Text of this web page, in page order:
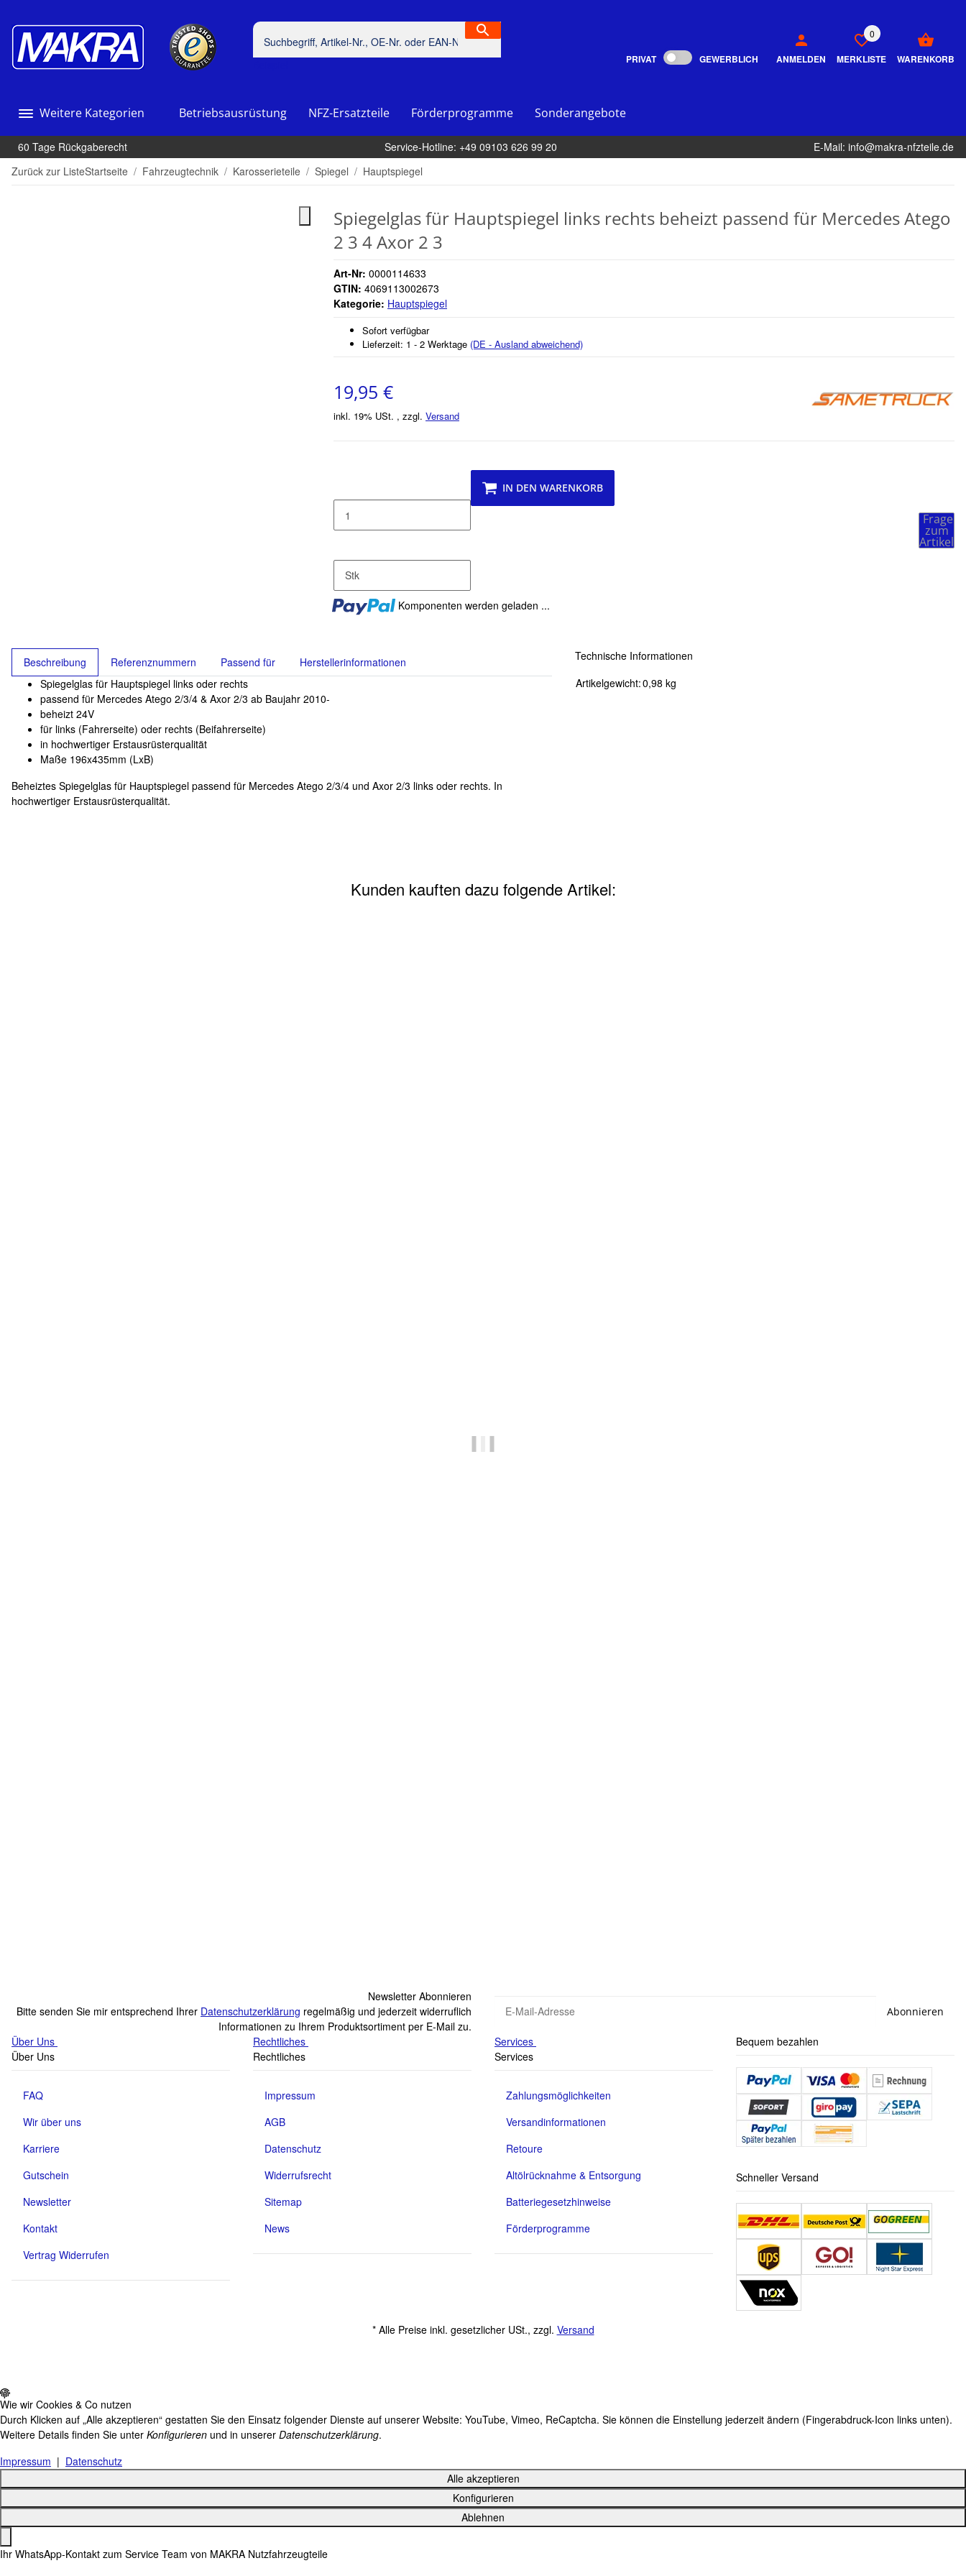
PRIVAT GEWERBLICH ANMELDEN
0
MERKLISTE WARENKORB
Weitere Kategorien Betriebsausrüstung NFZ-Ersatzteile Förderprogramme Sonderangebote
60 Tage Rückgaberecht Service-Hotline: +49 09103 626 99 20
E-Mail: info@makra-nfzteile.de
Zurück zur ListeStartseite Fahrzeugtechnik Karosserieteile Spiegel Hauptspiegel
Spiegelglas für Hauptspiegel links rechts beheizt passend für Mercedes Atego
2 3 4 Axor 2 3
Art-Nr: 0000114633
GTIN: 4069113002673
Kategorie: Hauptspiegel
Sofort verfügbar
Lieferzeit: 1 - 2 Werktage (DE - Ausland abweichend)
19,95 €
inkl. 19% USt. , zzgl. Versand
Stk
IN DEN WARENKORB
Frage
zum
Artikel
Loading... Komponenten werden geladen ...
Beschreibung Referenznummern Passend für
Herstellerinformationen
Spiegelglas für Hauptspiegel links oder rechts
passend für Mercedes Atego 2/3/4 & Axor 2/3 ab Baujahr 2010-
beheizt 24V
für links (Fahrerseite) oder rechts (Beifahrerseite)
in hochwertiger Erstausrüsterqualität
Maße 196x435mm (LxB)
Beheiztes Spiegelglas für Hauptspiegel passend für Mercedes Atego 2/3/4 und Axor 2/3 links oder rechts. In
hochwertiger Erstausrüsterqualität.
Technische Informationen
Artikelgewicht:0,98 kg
Kunden kauften dazu folgende Artikel:
Newsletter Abonnieren
Bitte senden Sie mir entsprechend Ihrer Datenschutzerklärung regelmäßig und jederzeit widerruflich
Informationen zu Ihrem Produktsortiment per E-Mail zu.
Abonnieren
Über Uns
Über Uns
FAQ
Wir über uns
Karriere
Gutschein
Newsletter
Kontakt
Vertrag Widerrufen
Rechtliches
Rechtliches
Impressum
AGB
Datenschutz
Widerrufsrecht
Sitemap
News
Services
Services
Zahlungsmöglichkeiten
Versandinformationen
Retoure
Altölrücknahme & Entsorgung
Batteriegesetzhinweise
Förderprogramme
Bequem bezahlen
Schneller Versand
* Alle Preise inkl. gesetzlicher USt., zzgl. Versand
Wie wir Cookies & Co nutzen
Durch Klicken auf „Alle akzeptieren“ gestatten Sie den Einsatz folgender Dienste auf unserer Website: YouTube, Vimeo, ReCaptcha. Sie können die Einstellung jederzeit ändern (Fingerabdruck-Icon links unten).
Weitere Details finden Sie unter Konfigurieren und in unserer Datenschutzerklärung.
Impressum | Datenschutz
Alle akzeptieren
Konfigurieren
Ablehnen
Ihr WhatsApp-Kontakt zum Service Team von MAKRA Nutzfahrzeugteile